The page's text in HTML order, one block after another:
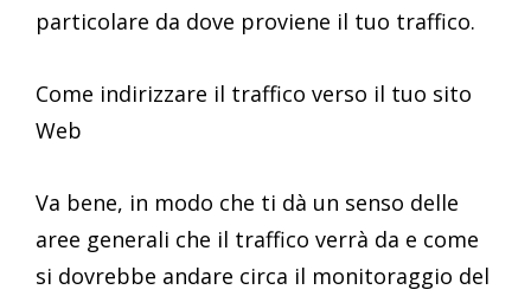
particolare da dove proviene il tuo traffico.
Come indirizzare il traffico verso il tuo sito
Web
Va bene, in modo che ti dà un senso delle
aree generali che il traffico verrà da e come
si dovrebbe andare circa il monitoraggio del